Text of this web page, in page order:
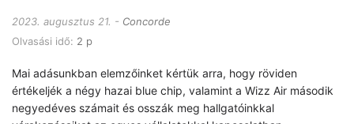
2023. augusztus 21.
Concorde
Olvasási idő: 2 p
Mai adásunkban elemzőinket kértük arra, hogy röviden
értékeljék a négy hazai blue chip, valamint a Wizz Air második
negyedéves számait és osszák meg hallgatóinkkal